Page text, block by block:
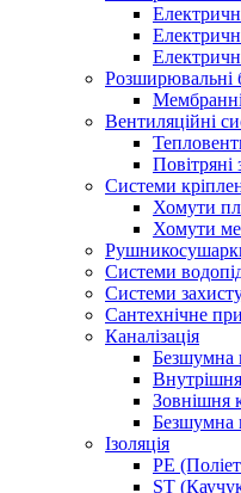
Розширювальні
Вентиляційні
Повітряні
Системи
Хомути
Хомути
Системи
Системи
Сантехнічне
Каналізація
Безшумна
Зовнішня
Безшумна
Ізоляція
PE
ST